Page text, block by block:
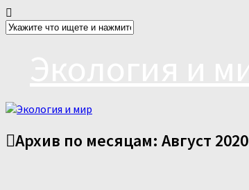
Архив по месяцам: Август 2020